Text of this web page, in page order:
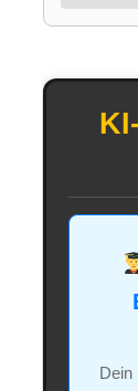
Dein